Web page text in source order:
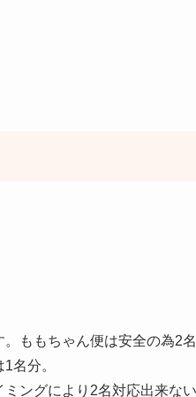
ももちゃん便は安全の為2名
名分。
ングにより2名対応出来ない